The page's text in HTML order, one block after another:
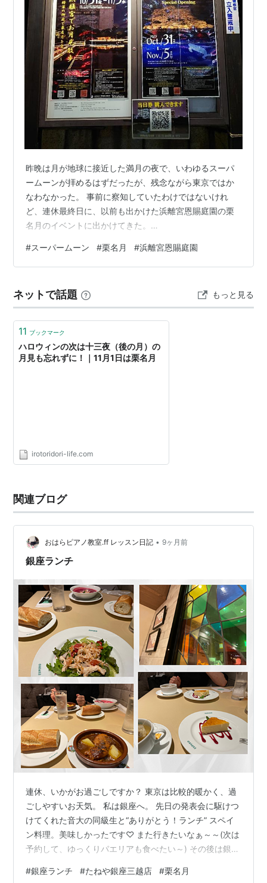
昨晩は月が地球に接近した満月の夜で、いわゆるスーパ
ームーンが拝めるはずだったが、残念ながら東京ではか
なわなかった。 事前に察知していたわけではないけれ
ど、連休最終日に、以前も出かけた浜離宮恩賜庭園の栗
名月のイベントに出かけてきた。
なかったので、事前申し込みして、有料のお月見特別ガ
イドツアーに参加してみた。通常は入れないお茶屋さん
説明が聞けるというもの。 松のお茶屋というところから
始まったのだけれど、ここは釘隠しがセミや松ぼっくり
だったり、欄干や軒先の模様が千鳥の型抜きだっ…
#スーパームーン #栗名月 #浜離宮恩賜庭園
ネットで話題 もっと見る
11 ブックマーク
ハロウィンの次は十三夜（後の月）の
月見も忘れずに！｜11月1日は栗名月
irotoridori-life.com
関連ブログ
おはらピアノ教室.ff レッスン日記 • 9ヶ月前
銀座ランチ
連休、いかがお過ごしですか？ 東京は比較的暖かく、過
ごしやすいお天気。 私は銀座へ。 先日の発表会に駆けつ
けてくれた音大の同級生と“ありがとう！ランチ” スペイ
ン料理。美味しかったです♡ また行きたいなぁ～～(次は
予約して、ゆっくりパエリアも食べたい～) その後は銀座
ていたり、すっかりクリスマスムードでした。 しばし歩
#銀座ランチ #たねや銀座三越店 #栗名月